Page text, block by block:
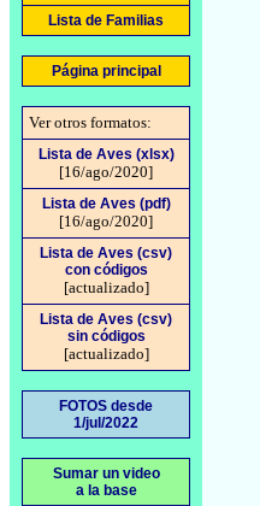
Lista de Familias
Página principal
Ver otros formatos:
Lista de Aves (xlsx)
[16/ago/2020]
Lista de Aves (pdf)
[16/ago/2020]
Lista de Aves (csv)
con códigos
[actualizado]
Lista de Aves (csv)
sin códigos
[actualizado]
FOTOS desde
1/jul/2022
Sumar un video
a la base